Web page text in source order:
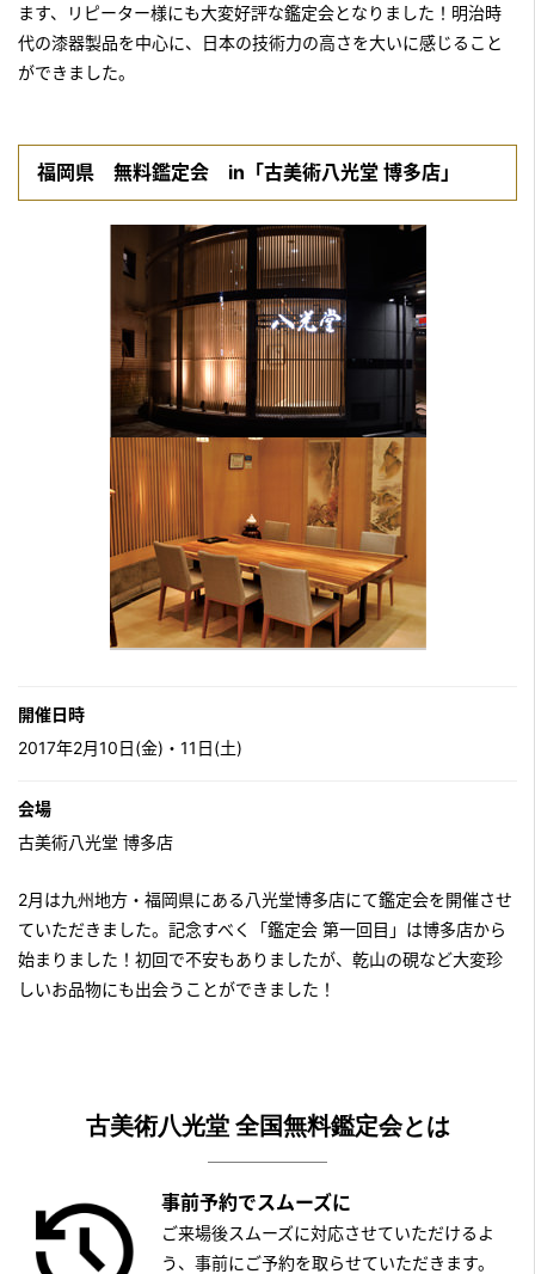
ます、リピーター様にも大変好評な鑑定会となりました！明治時
代の漆器製品を中心に、日本の技術力の高さを大いに感じること
ができました。
福岡県 無料鑑定会 in「古美術八光堂 博多店」
開催日時
2017年2月10日(金)・11日(土)
会場
古美術八光堂 博多店
2月は九州地方・福岡県にある八光堂博多店にて鑑定会を開催させ
ていただきました。記念すべく「鑑定会 第一回目」は博多店から
始まりました！初回で不安もありましたが、乾山の硯など大変珍
しいお品物にも出会うことができました！
古美術八光堂 全国無料鑑定会とは
事前予約でスムーズに
ご来場後スムーズに対応させていただけるよ
う、事前にご予約を取らせていただきます。